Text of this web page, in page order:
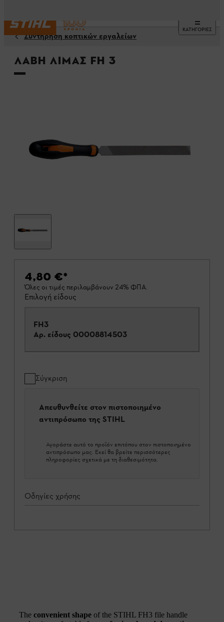
ΚΑΤΗΓΟΡΙΕΣ
Συντήρηση κοπτικών εργαλείων
Λαβή λίμας FH 3
4,80 €*
Όλες οι τιμές περιλαμβάνουν 24% ΦΠΑ.
Επιλογή είδους
FH3
Αρ. είδους 00008814503
Σύγκριση
Απευθυνθείτε στον πιστοποιημένο
αντιπρόσωπο της STIHL
Αγοράστε αυτό το προϊόν επιτόπου στον πιστοποιημένο
αντιπρόσωπο μας. Εκεί θα βρείτε περισσότερες
πληροφορίες σχετικά με τη διαθεσιμότητα.
Οδηγίες χρήσης
The convenient shape of the STIHL FH3 file handle